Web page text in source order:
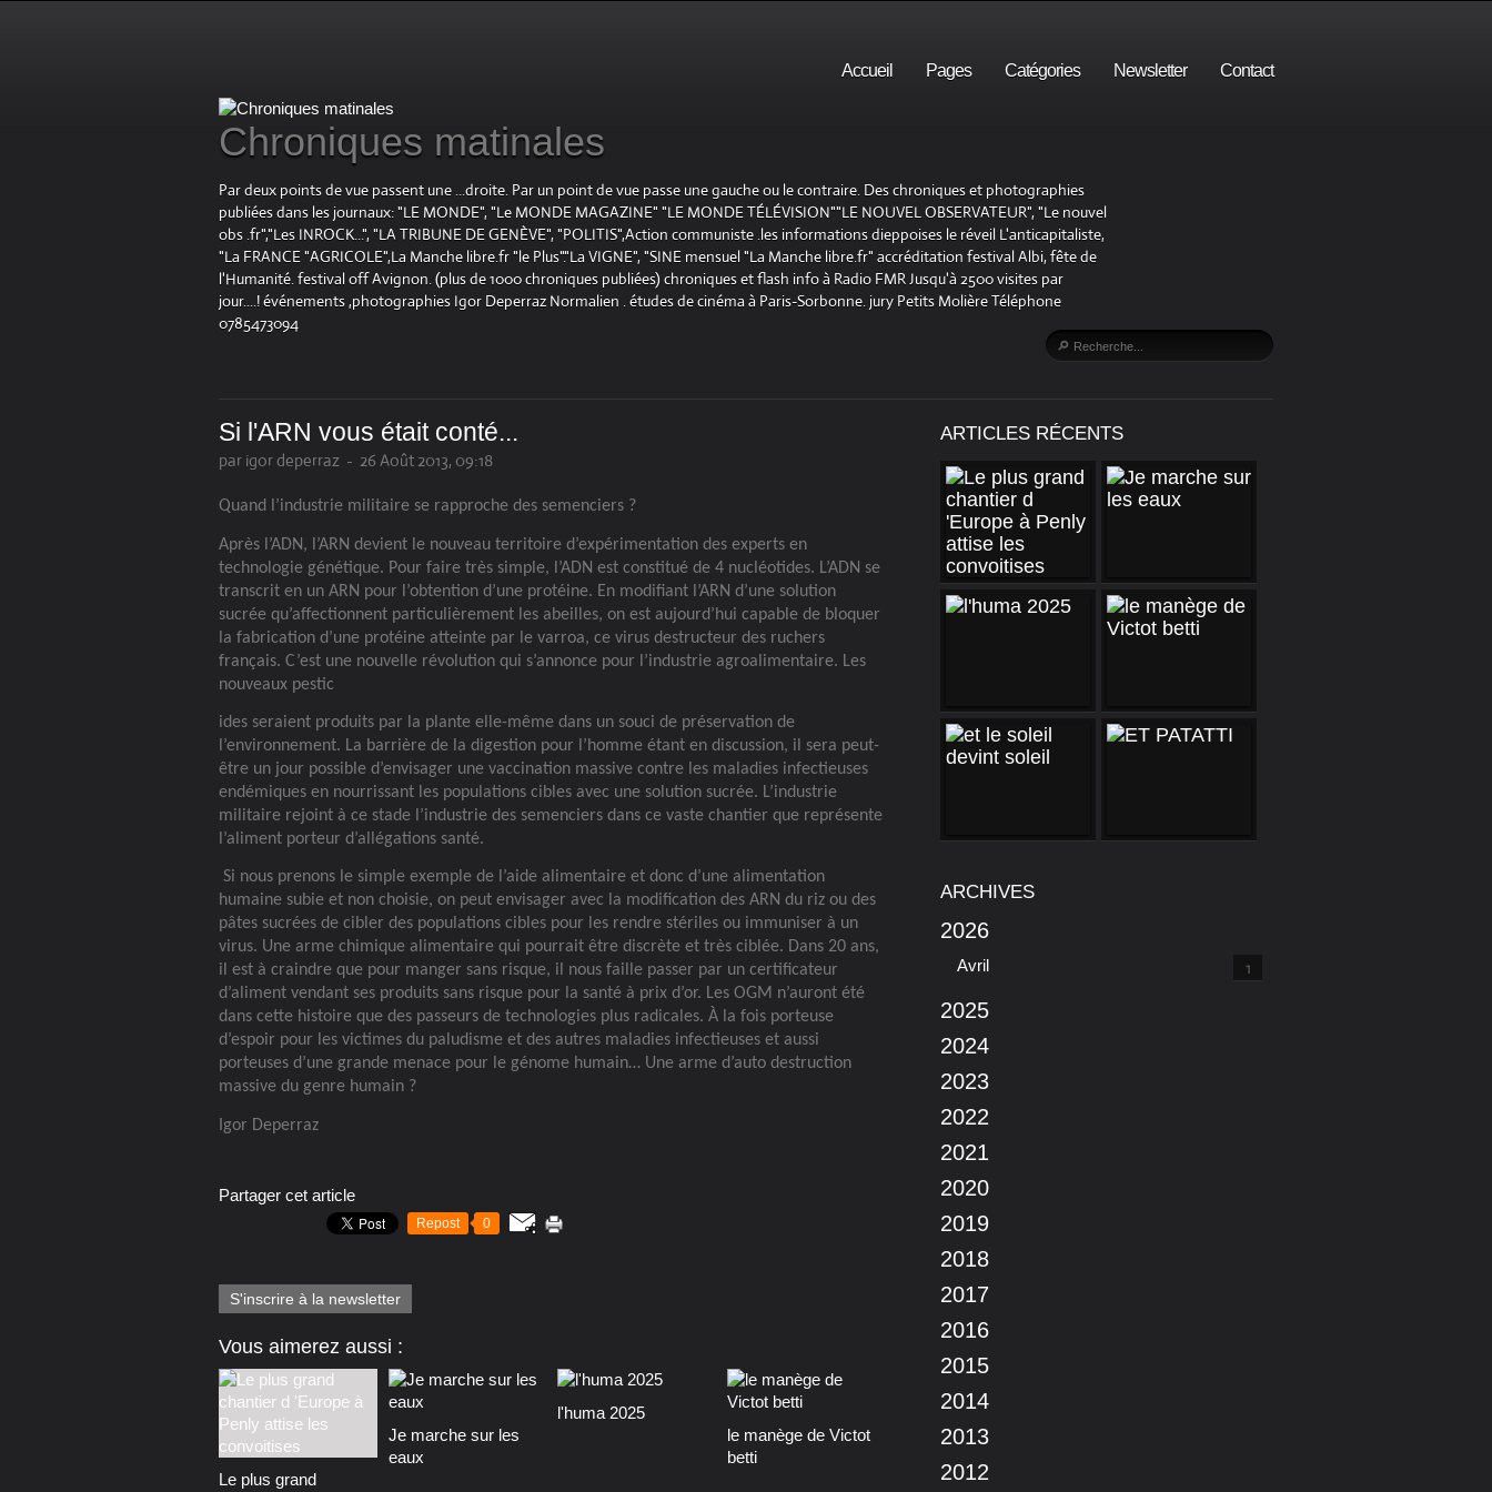
Accueil Pages Catégories Newsletter Contact
Chroniques matinales
Par deux points de vue passent une ...droite. Par un point de vue passe une gauche ou le contraire. Des chroniques et photographies
publiées dans les journaux: "LE MONDE", "Le MONDE MAGAZINE" "LE MONDE TÉLÉVISION""LE NOUVEL OBSERVATEUR", "Le nouvel
obs .fr","Les INROCK...", "LA TRIBUNE DE GENÈVE", "POLITIS",Action communiste .les informations dieppoises le réveil L'anticapitaliste,
"La FRANCE "AGRICOLE",La Manche libre.fr "le Plus"."La VIGNE", "SINE mensuel "La Manche libre.fr" accréditation festival Albi, fête de
l'Humanité. festival off Avignon. (plus de 1000 chroniques publiées) chroniques et flash info à Radio FMR Jusqu'à 2500 visites par
jour....! événements ,photographies Igor Deperraz Normalien . études de cinéma à Paris-Sorbonne. jury Petits Molière Téléphone
0785473094
Si l'ARN vous était conté...
par igor deperraz - 26 Août 2013, 09:18
Quand l’industrie militaire se rapproche des semenciers ?
Après l’ADN, l’ARN devient le nouveau territoire d’expérimentation des experts en
technologie génétique. Pour faire très simple, l’ADN est constitué de 4 nucléotides. L’ADN se
transcrit en un ARN pour l’obtention d’une protéine. En modifiant l’ARN d’une solution
sucrée qu’affectionnent particulièrement les abeilles, on est aujourd’hui capable de bloquer
la fabrication d’une protéine atteinte par le varroa, ce virus destructeur des ruchers
français. C’est une nouvelle révolution qui s’annonce pour l’industrie agroalimentaire. Les
nouveaux pestic
ides seraient produits par la plante elle-même dans un souci de préservation de
l’environnement. La barrière de la digestion pour l’homme étant en discussion, il sera peut-
être un jour possible d’envisager une vaccination massive contre les maladies infectieuses
endémiques en nourrissant les populations cibles avec une solution sucrée. L’industrie
militaire rejoint à ce stade l’industrie des semenciers dans ce vaste chantier que représente
l’aliment porteur d’allégations santé.
Si nous prenons le simple exemple de l’aide alimentaire et donc d’une alimentation
humaine subie et non choisie, on peut envisager avec la modification des ARN du riz ou des
pâtes sucrées de cibler des populations cibles pour les rendre stériles ou immuniser à un
virus. Une arme chimique alimentaire qui pourrait être discrète et très ciblée. Dans 20 ans,
il est à craindre que pour manger sans risque, il nous faille passer par un certificateur
d’aliment vendant ses produits sans risque pour la santé à prix d’or. Les OGM n’auront été
dans cette histoire que des passeurs de technologies plus radicales. À la fois porteuse
d’espoir pour les victimes du paludisme et des autres maladies infectieuses et aussi
porteuses d’une grande menace pour le génome humain… Une arme d’auto destruction
massive du genre humain ?
Igor Deperraz
Partager cet article
Repost 0
S'inscrire à la newsletter
Vous aimerez aussi :
Le plus grand
Je marche sur les
eaux
l'huma 2025
le manège de Victot
betti
ARTICLES RÉCENTS
ARCHIVES
2026
Avril 1
2025
2024
2023
2022
2021
2020
2019
2018
2017
2016
2015
2014
2013
2012